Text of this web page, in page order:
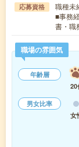
応募資格
職種未
■事務
書・職
職場の雰囲気
年齢層
20
男女比率
女